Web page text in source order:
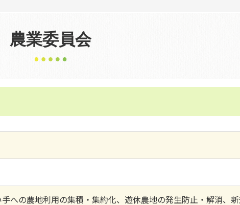
農業委員会
への農地利用の集積・集約化、遊休農地の発生防止・解消、